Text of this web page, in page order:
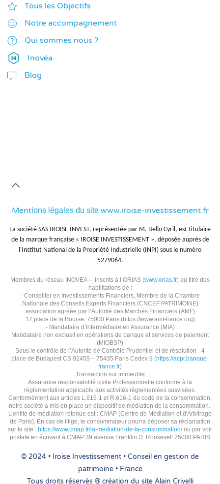
Tous les Objectifs
Notre accompagnement
Qui sommes nous ?
Inovéa
Blog
Mentions légales du site www.iroise-investissement.fr
La société SAS IROISE INVEST, représentée par M. Bello Cyril, est titulaire
de la marque française « IROISE INVESTISSEMENT », déposée auprès de
l'Institut National de la Propriété Industrielle (INPI) sous le numéro
5279064.
Membres du réseau INOVEA – Inscrits à l’ORIAS (www.orias.fr) au titre des
habilitations de :
- Conseiller en Investissements Financiers, Membre de la Chambre
Nationale des Conseils Experts Financiers (CNCEF PATRIMOINE)
association agréée par l’Autorité des Marchés Financiers (AMF)
17 place de la Bourse, 75000 Paris (https://www.amf-france.org)
- Mandataire d’Intermédiaire en Assurance (MIA)
Mandataire non exclusif en opérations de banque et services de paiement
(MIOBSP)
Sous le contrôle de l’Autorité de Contrôle Prudentiel et de résolution - 4
place de Budapest CS 92459 – 75435 Paris Cedex 9 (https://acpr.banque-
france.fr)
Transaction sur immeuble
Assurance responsabilité civile Professionnelle conforme à la
réglementation applicable aux activités réglementées susvisées.
Conformément aux articles L.616-1 et R.616-1 du code de la consommation,
notre société a mis en place un dispositif de médiation de la consommation.
L’entité de médiation retenue est : CMAP (Centre de Médiation et d'Arbitrage
de Paris). En cas de litige, le consommateur pourra déposer sa réclamation
sur le site : https://www.cmap.fr/la-mediation-de-la-consommation/ou par voir
postale en écrivant à CMAP 39 avenue Franklin D. Roosevelt75008 PARIS
© 2024 • Iroise Investissement • Conseil en gestion de
patrimoine • France
Tous droits réservés ® création du site Alain Crivelli